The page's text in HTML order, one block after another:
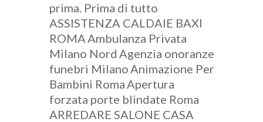
prima. Prima di tutto
ASSISTENZA CALDAIE BAXI
ROMAAmbulanza Privata
Milano Nord Agenzia onoranze
funebri MilanoAnimazione Per
Bambini RomaApertura
forzata porte blindate Roma
ARREDARE SALONE CASA